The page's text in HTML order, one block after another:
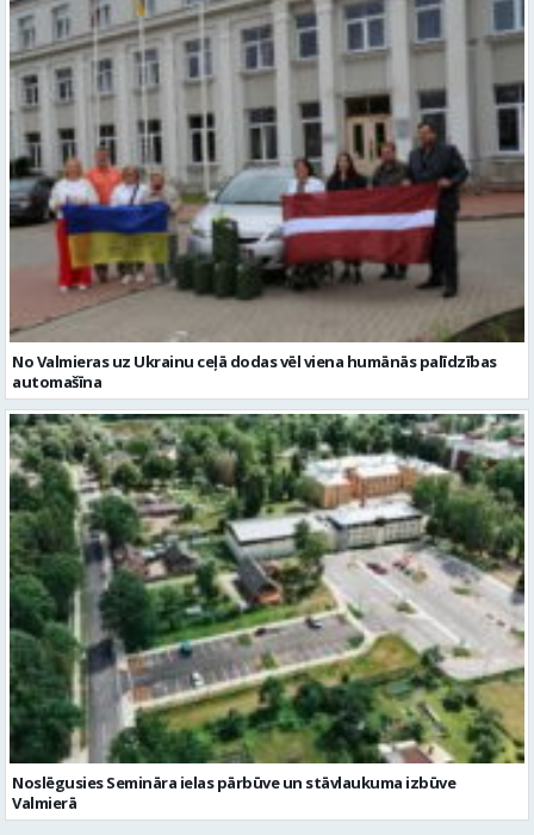
No Valmieras uz Ukrainu ceļā dodas vēl viena humānās palīdzības
automašīna
Noslēgusies Semināra ielas pārbūve un stāvlaukuma izbūve
Valmierā
Reklāmraksti Skatīt visu